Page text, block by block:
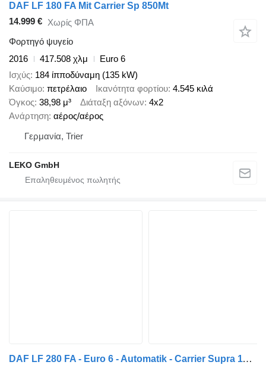
DAF LF 180 FA Mit Carrier Sp 850Mt
14.999 € Χωρίς ΦΠΑ
Φορτηγό ψυγείο
2016
417.508 χλμ
Euro 6
Ισχύς 184 ίπποδύναμη (135 kW)
Καύσιμο πετρέλαιο Ικανότητα φορτίου 4.545 κιλά
Όγκος 38,98 μ³ Διάταξη αξόνων 4x2
Ανάρτηση αέρος/αέρος
Γερμανία, Trier
LEKO GmbH
DAF LF 280 FA - Euro 6 - Automatik - Carrier Supra 1150